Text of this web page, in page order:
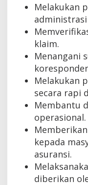
Melakukan
klaim.
Menangani
Melakukan
secara rapi
Membantu
operasional.
kepada
asuransi.
diberikan